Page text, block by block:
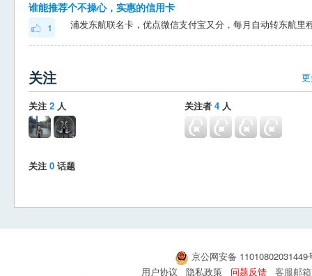
谁能推荐个不操心，实惠的信用卡
1
关注
关注 2 人 关注者 4 人
关注 0 话题
京公网安备
用户协议
隐私政策 问题反馈
客服邮